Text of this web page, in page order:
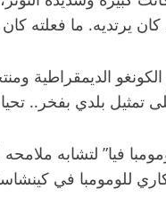
يرتديه. ما فعلته
الديمقراطية
بلدي بفخر.. تحيا
فيا” لتشابه
للومومبا في